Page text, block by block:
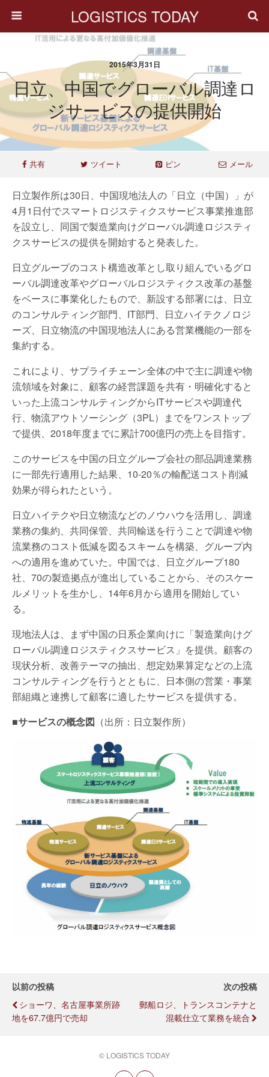
LOGISTICS TODAY
2015年3月31日
日立、中国でグローバル調達ロ
ジサービスの提供開始
共有 ツイート ピン メール
日立製作所は30日、中国現地法人の「日立（中国）」が
4月1日付でスマートロジスティクスサービス事業推進部
を設立し、同国で製造業向けグローバル調達ロジスティ
クスサービスの提供を開始すると発表した。
日立グループのコスト構造改革とし取り組んでいるグロ
ーバル調達改革やグローバルロジスティクス改革の基盤
をベースに事業化したもので、新設する部署には、日立
のコンサルティング部門、IT部門、日立ハイテクノロジ
ーズ、日立物流の中国現地法人にある営業機能の一部を
集約する。
これにより、サプライチェーン全体の中で主に調達や物
流領域を対象に、顧客の経営課題を共有・明確化すると
いった上流コンサルティングからITサービスや調達代
行、物流アウトソーシング（3PL）までをワンストップ
で提供、2018年度までに累計700億円の売上を目指す。
このサービスを中国の日立グループ会社の部品調達業務
に一部先行適用した結果、10-20％の輸配送コスト削減
効果が得られたという。
日立ハイテクや日立物流などのノウハウを活用し、調達
業務の集約、共同保管、共同輸送を行うことで調達や物
流業務のコスト低減を図るスキームを構築、グループ内
への適用を進めていた。中国では、日立グループ180
社、70の製造拠点が進出していることから、そのスケー
ルメリットを生かし、14年6月から適用を開始してい
る。
現地法人は、まず中国の日系企業向けに「製造業向けグ
ローバル調達ロジスティクスサービス」を提供。顧客の
現状分析、改善テーマの抽出、想定効果算定などの上流
コンサルティングを行うとともに、日本側の営業・事業
部組織と連携して顧客に適したサービスを提供する。
■サービスの概念図 （出所：日立製作所）
以前の投稿
ショーワ、名古屋事業所跡
地を67.7億円で売却
次の投稿
郵船ロジ、トランスコンテナと
混載仕立て業務を統合
© LOGISTICS TODAY